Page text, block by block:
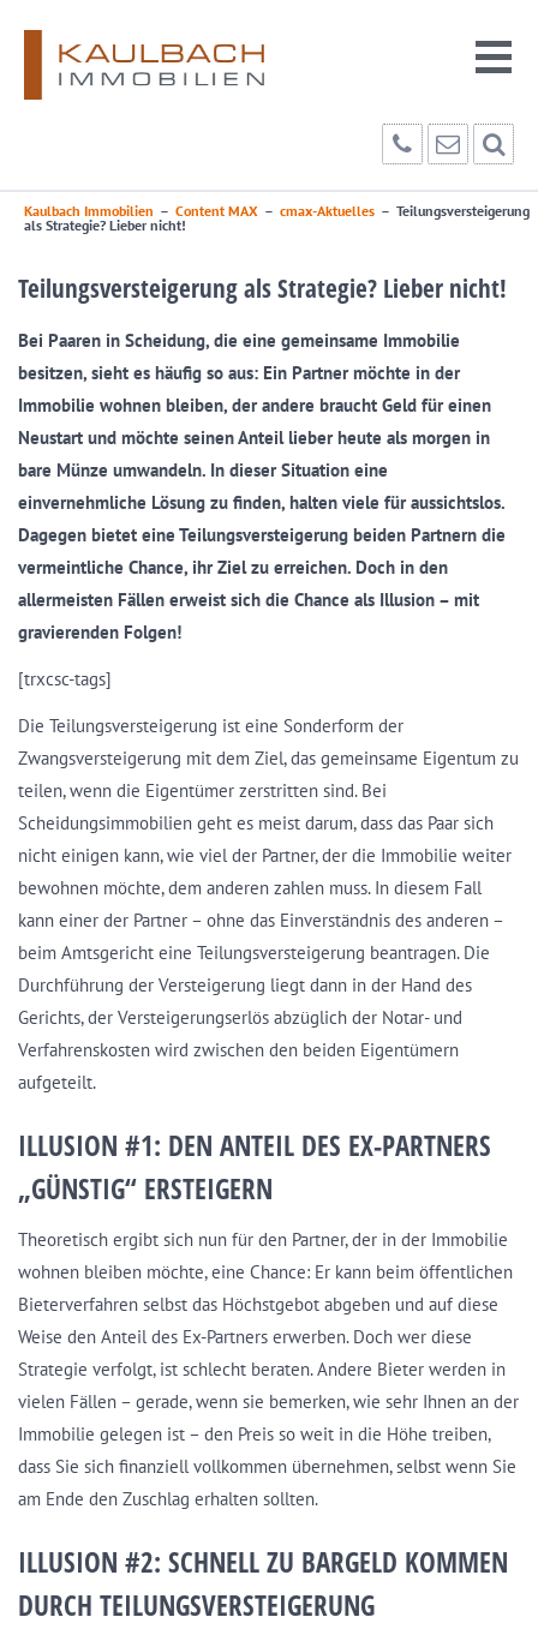
Kaulbach Immobilien – Content MAX – cmax-Aktuelles – Teilungsversteigerung
als Strategie? Lieber nicht!
Teilungsversteigerung als Strategie? Lieber nicht!
Bei Paaren in Scheidung, die eine gemeinsame Immobilie
besitzen, sieht es häufig so aus: Ein Partner möchte in der
Immobilie wohnen bleiben, der andere braucht Geld für einen
Neustart und möchte seinen Anteil lieber heute als morgen in
bare Münze umwandeln. In dieser Situation eine
einvernehmliche Lösung zu finden, halten viele für aussichtslos.
Dagegen bietet eine Teilungsversteigerung beiden Partnern die
vermeintliche Chance, ihr Ziel zu erreichen. Doch in den
allermeisten Fällen erweist sich die Chance als Illusion – mit
gravierenden Folgen!
[trxcsc-tags]
Die Teilungsversteigerung ist eine Sonderform der
Zwangsversteigerung mit dem Ziel, das gemeinsame Eigentum zu
teilen, wenn die Eigentümer zerstritten sind. Bei
Scheidungsimmobilien geht es meist darum, dass das Paar sich
nicht einigen kann, wie viel der Partner, der die Immobilie weiter
bewohnen möchte, dem anderen zahlen muss. In diesem Fall
kann einer der Partner – ohne das Einverständnis des anderen –
beim Amtsgericht eine Teilungsversteigerung beantragen. Die
Durchführung der Versteigerung liegt dann in der Hand des
Gerichts, der Versteigerungserlös abzüglich der Notar- und
Verfahrenskosten wird zwischen den beiden Eigentümern
aufgeteilt.
ILLUSION #1: DEN ANTEIL DES EX-PARTNERS
„GÜNSTIG“ ERSTEIGERN
Theoretisch ergibt sich nun für den Partner, der in der Immobilie
wohnen bleiben möchte, eine Chance: Er kann beim öffentlichen
Bieterverfahren selbst das Höchstgebot abgeben und auf diese
Weise den Anteil des Ex-Partners erwerben. Doch wer diese
Strategie verfolgt, ist schlecht beraten. Andere Bieter werden in
vielen Fällen – gerade, wenn sie bemerken, wie sehr Ihnen an der
Immobilie gelegen ist – den Preis so weit in die Höhe treiben,
dass Sie sich finanziell vollkommen übernehmen, selbst wenn Sie
am Ende den Zuschlag erhalten sollten.
ILLUSION #2: SCHNELL ZU BARGELD KOMMEN
DURCH TEILUNGSVERSTEIGERUNG